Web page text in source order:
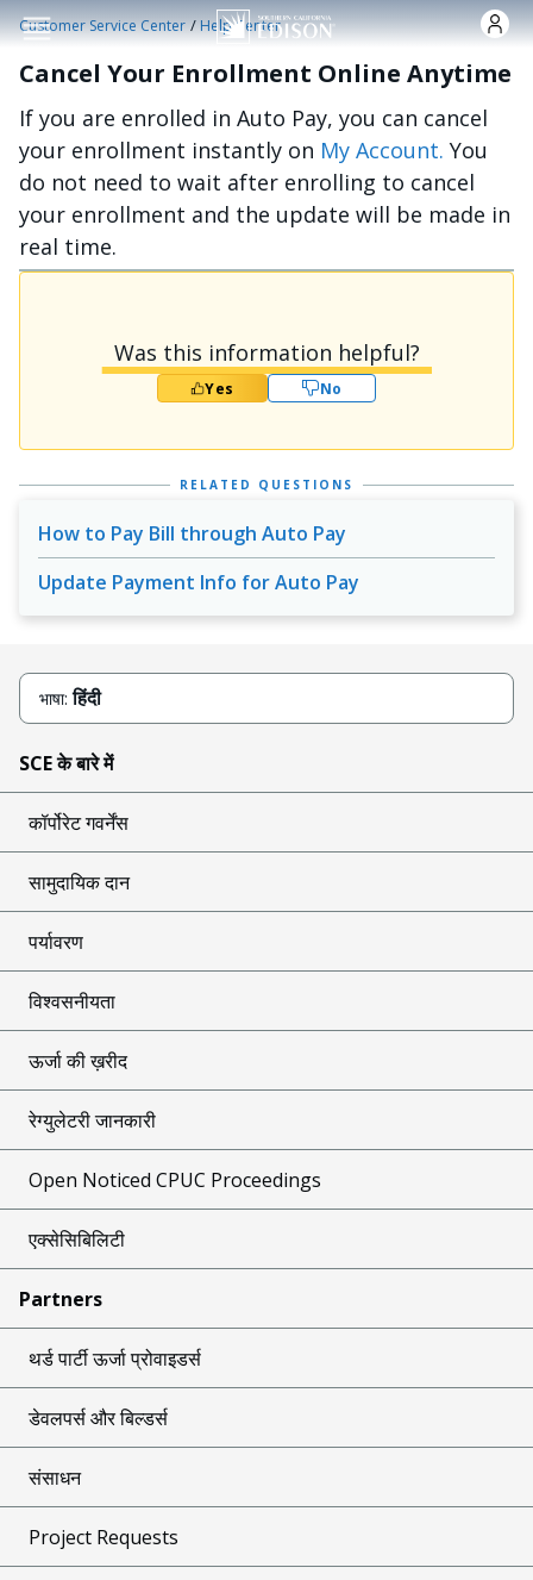
Skip to main content
Customer Service Center /Help Center
Cancel Your Enrollment Online Anytime
If you are enrolled in Auto Pay, you can cancel
your enrollment instantly on My Account. You
do not need to wait after enrolling to cancel
your enrollment and the update will be made in
real time.
Was this information helpful?
Yes No
RELATED QUESTIONS
How to Pay Bill through Auto Pay
Update Payment Info for Auto Pay
भाषा:हिंदी
SCE के बारे में
कॉर्पोरेट गवर्नेंस
सामुदायिक दान
पर्यावरण
विश्वसनीयता
ऊर्जा की ख़रीद
रेग्युलेटरी जानकारी
Open Noticed CPUC Proceedings
एक्सेसिबिलिटी
Partners
थर्ड पार्टी ऊर्जा प्रोवाइडर्स
डेवलपर्स और बिल्डर्स
संसाधन
Project Requests